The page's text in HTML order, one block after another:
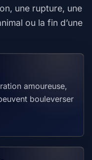
une rupture, une
ou la fin d’une
amoureuse,
bouleverser